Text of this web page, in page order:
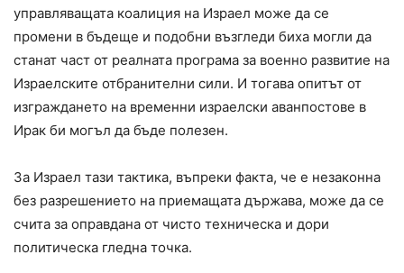
управляващата коалиция на Израел може да се
промени в бъдеще и подобни възгледи биха могли да
станат част от реалната програма за военно развитие на
Израелските отбранителни сили. И тогава опитът от
изграждането на временни израелски аванпостове в
Ирак би могъл да бъде полезен.
За Израел тази тактика, въпреки факта, че е незаконна
без разрешението на приемащата държава, може да се
счита за оправдана от чисто техническа и дори
политическа гледна точка.